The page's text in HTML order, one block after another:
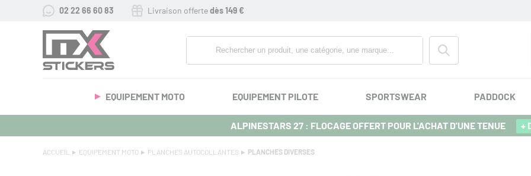
02 22 66 60 83 Livraison offertedès 149 €
EQUIPEMENT MOTO EQUIPEMENT PILOTE SPORTSWEAR PADDOCK
ALPINESTARS 27 : FLOCAGE OFFERT POUR L'ACHAT D'UNE TENUE +
ACCUEIL EQUIPEMENT MOTO PLANCHES AUTOCOLLANTES PLANCHES DIVERSES